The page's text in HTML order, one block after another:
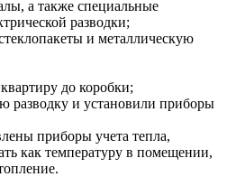
а также специальные
разводки;
и металлическую
до коробки;
разводку и установили приборы
приборы учета тепла,
как температуру в помещении,